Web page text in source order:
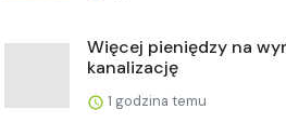
Więcej pieniędzy na
kanalizację
1 godzina temu